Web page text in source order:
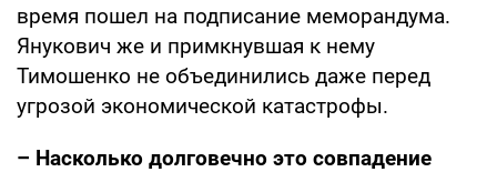
время пошел на подписание меморандума.
Янукович же и примкнувшая к нему
Тимошенко не объединились даже перед
угрозой экономической катастрофы.
– Насколько долговечно это совпадение